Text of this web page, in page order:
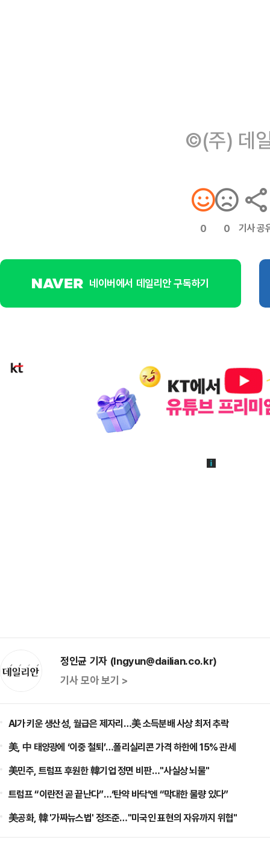
©(주) 데
0 0 기사 공
네이버에서 데일리안 구독하기
정인균 기자 (Ingyun@dailian.co.kr)
기사 모아 보기 >
AI가 키운 생산성, 월급은 제자리…美 소득분배 사상 최저 추락
美, 中 태양광에 ‘이중 철퇴’…폴리실리콘 가격 하한에 15% 관세
美민주, 트럼프 후원한 韓기업 정면 비판…"사실상 뇌물"
트럼프 “이란전 곧 끝난다”…‘탄약 바닥’엔 “막대한 물량 있다”
美공화, 韓 '가짜뉴스법' 정조준…"미국인 표현의 자유까지 위협"